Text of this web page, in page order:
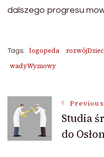
dalszego progresu
Tags: logopeda
wadyWymowy
Post
Studia
do